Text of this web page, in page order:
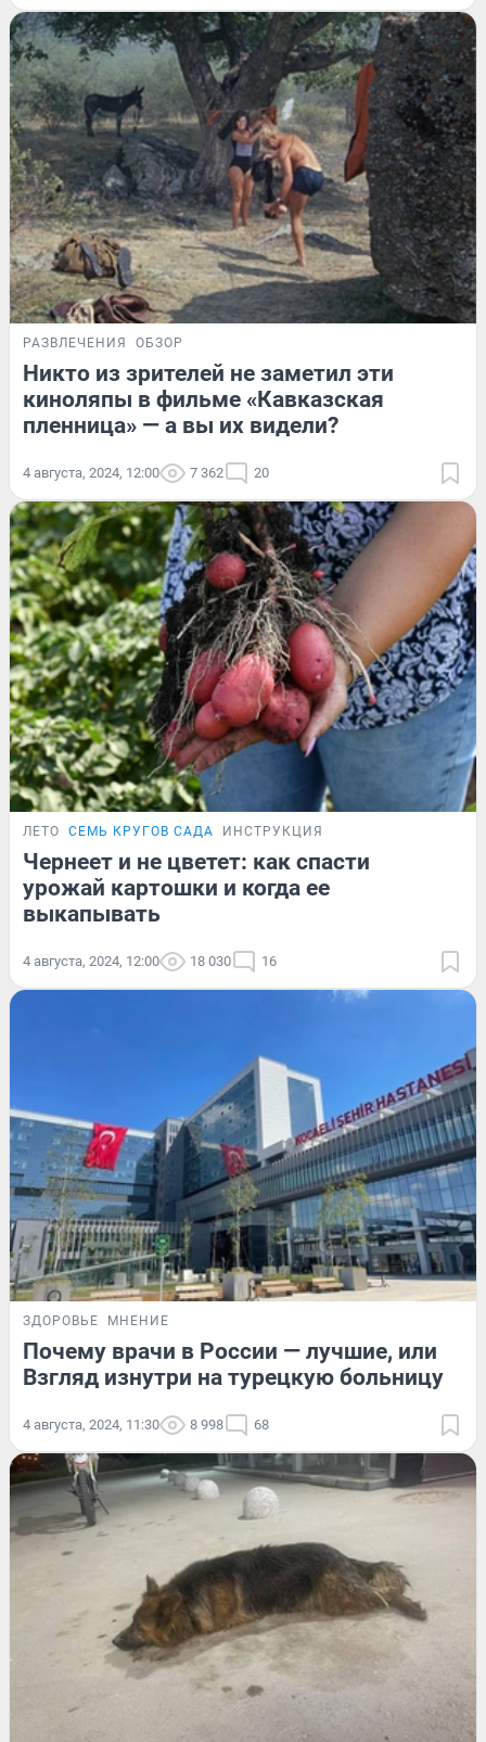
РАЗВЛЕЧЕНИЯ ОБЗОР
Никто из зрителей не заметил эти
киноляпы в фильме «Кавказская
пленница» — а вы их видели?
4 августа, 2024, 12:00 7 362 20
ЛЕТО СЕМЬ КРУГОВ САДА ИНСТРУКЦИЯ
Чернеет и не цветет: как спасти
урожай картошки и когда ее
выкапывать
4 августа, 2024, 12:00 18 030 16
ЗДОРОВЬЕ МНЕНИЕ
Почему врачи в России — лучшие, или
Взгляд изнутри на турецкую больницу
4 августа, 2024, 11:30 8 998 68